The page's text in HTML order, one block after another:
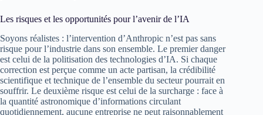
Les risques et les opportunités pour l’avenir de l’IA
Soyons réalistes : l’intervention d’Anthropic n’est pas sans
risque pour l’industrie dans son ensemble. Le premier danger
est celui de la politisation des technologies d’IA. Si chaque
correction est perçue comme un acte partisan, la crédibilité
scientifique et technique de l’ensemble du secteur pourrait en
souffrir. Le deuxième risque est celui de la surcharge : face à
la quantité astronomique d’informations circulant
quotidiennement, aucune entreprise ne peut raisonnablement